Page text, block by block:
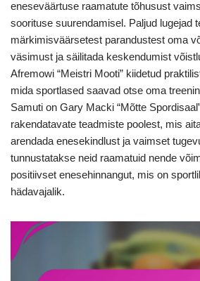
eneseväärtuse raamatute tõhusust
soorituse suurendamisel. Paljud lugejad
märkimisväärsetest parandustest oma
väsimust ja säilitada keskendumist
Afremowi “Meistri Mooti” kiidetud
mida sportlased saavad otse oma
Samuti on Gary Macki “Mõtte
rakendatavate teadmiste poolest, mis
arendada enesekindlust ja vaimset
tunnustatakse neid raamatuid nende
positiivset enesehinnangut, mis on
hädavajalik.